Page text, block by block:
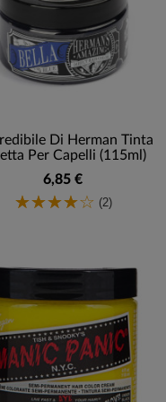
Di Herman Tinta
Per Capelli (115ml)
6,85 €
(2)